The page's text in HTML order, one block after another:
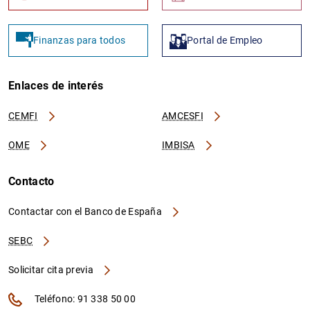
Finanzas para todos Portal de Empleo
Enlaces de interés
CEMFI AMCESFI
OME IMBISA
Contacto
Contactar con el Banco de España
SEBC
Solicitar cita previa
Teléfono: 91 338 50 00